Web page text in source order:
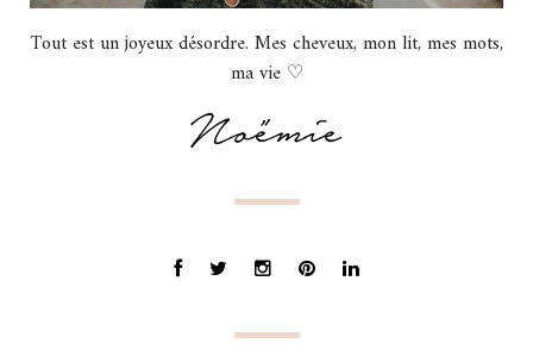
Tout est un joyeux désordre. Mes cheveux, mon lit, mes mots,
ma vie ♡